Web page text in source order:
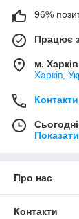
96%
Працює
м. Харків
Харків,
Контакти
Про нас
Контакти